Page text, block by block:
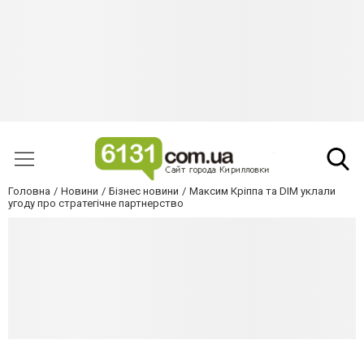
Головна Новини Бізнес новини
Максим Кріппа та DIM уклали
угоду про стратегічне партнерство